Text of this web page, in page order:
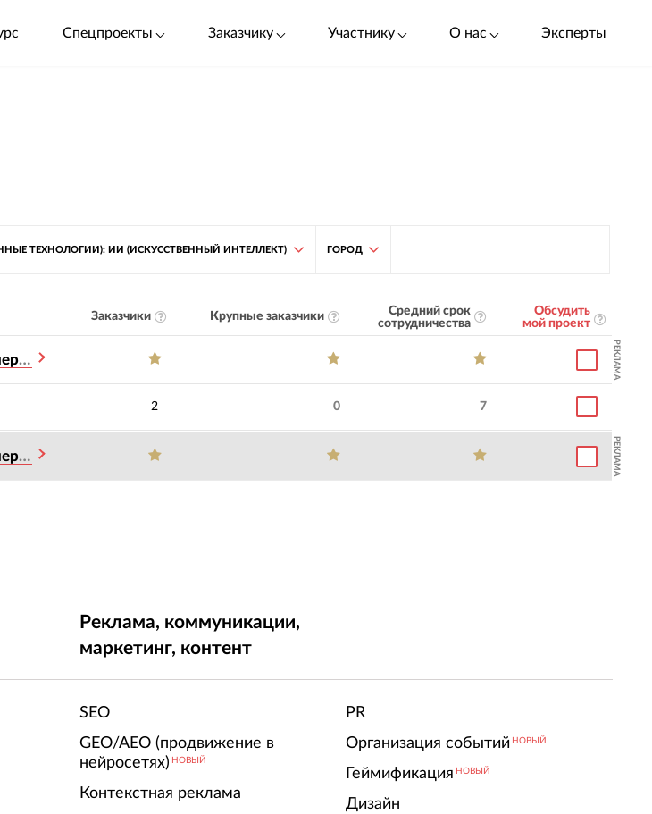
Спецпроекты Заказчику Участнику О нас Эксперты
ТЕХНОЛОГИИ): ИИ (ИСКУССТВЕННЫЙ ИНТЕЛЛЕКТ) ГОРОД
Заказчики Крупные заказчики
Средний срок
сотрудничества
Обсудить
мой проект
Диджитал Дженерейшен РЕКЛАМА
2 0 7
Диджитал Дженерейшен РЕКЛАМА
Реклама, коммуникации,
маркетинг, контент
SEO
GEO/AEO (продвижение в
нейросетях) НОВЫЙ
Контекстная реклама
PR
Организация событий НОВЫЙ
Геймификация НОВЫЙ
Дизайн